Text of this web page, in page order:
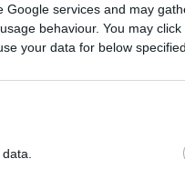
services and may
behaviour. You may
your data for below
izmenjaliideje ter
za pogovor o
gostih dotaknete